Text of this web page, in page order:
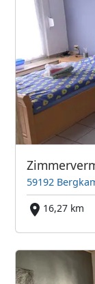
59192
16,27 km